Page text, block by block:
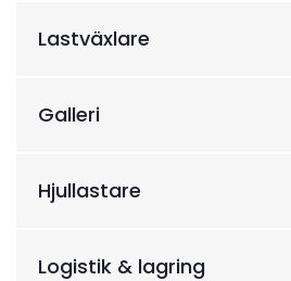
Lastväxlare
Galleri
Hjullastare
Logistik & lagring